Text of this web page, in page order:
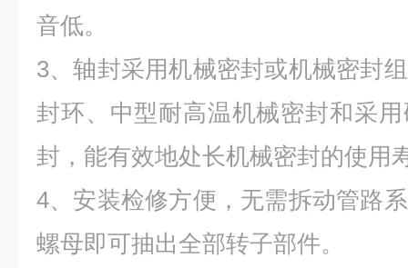
音低。
3、轴封采用机械密封或机械密封
封环、中型耐高温机械密封和采
封，能有效地处长机械密封的使用
4、安装检修方便，无需拆动管路
螺母即可抽出全部转子部件。